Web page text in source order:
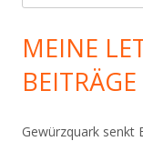
nach:
MEINE
BEITRÄGE
Gewürzquark senkt